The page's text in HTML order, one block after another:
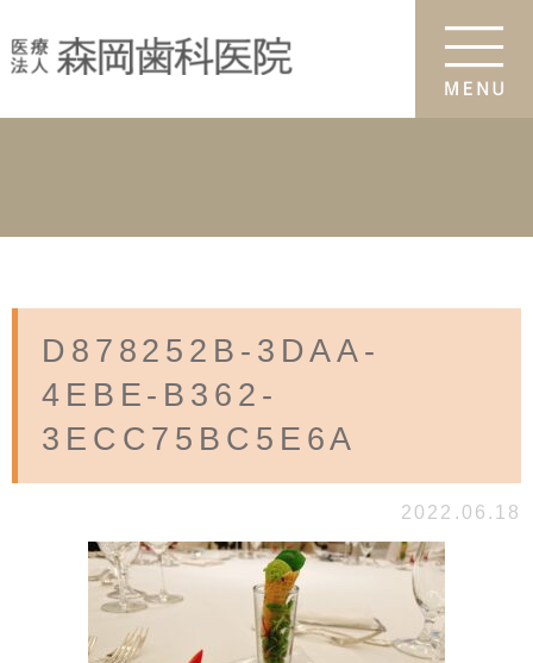
D878252B-3DAA-
4EBE-B362-
3ECC75BC5E6A
2022.06.18